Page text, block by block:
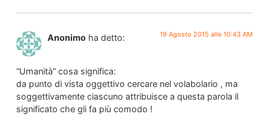
Anonimo ha detto: 19 Agosto 2015 alle 10:43 AM
“Umanità” cosa significa:
da punto di vista oggettivo cercare nel volabolario , ma
soggettivamente ciascuno attribuisce a questa parola il
significato che gli fa più comodo !